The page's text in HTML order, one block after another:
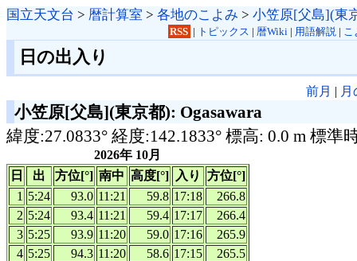
国立天文台 > 暦計算室 > 各地のこよみ > 小笠原[父島](東
RSS | トピックス | 暦Wiki| 用語解説| こ
日の出入り
前月 |
小笠原[父島](東京都): Ogasawara
緯度:27.0833° 経度:142.1833° 標高: 0.0 m 標準
2026年 10月
日
出 方位[°] 南中 高度[°] 入り
方位[°]
1 5:24 93.0 11:21 59.8 17:18
266.8
2 5:24 93.4 11:21 59.4 17:17
266.4
3 5:25 93.9 11:20 59.0 17:16
265.9
4 5:25 94.3 11:20 58.6 17:15
265.5